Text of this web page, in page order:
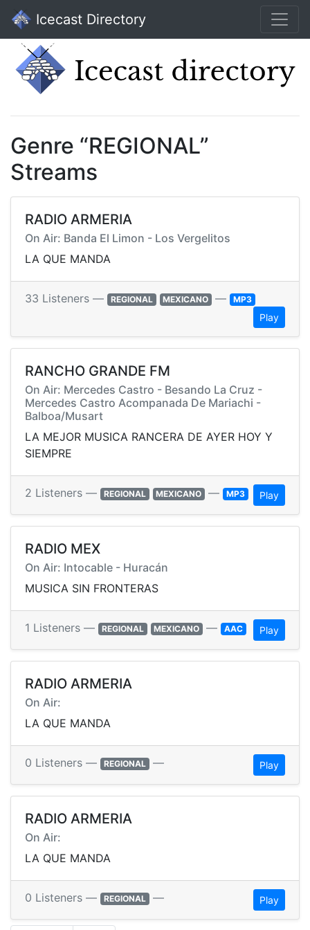
Icecast Directory
Genre “REGIONAL”
Streams
RADIO ARMERIA
On Air: Banda El Limon - Los Vergelitos
LA QUE MANDA
33 Listeners — REGIONAL MEXICANO — MP3
Play
RANCHO GRANDE FM
On Air: Mercedes Castro - Besando La Cruz -
Mercedes Castro Acompanada De Mariachi -
Balboa/Musart
LA MEJOR MUSICA RANCERA DE AYER HOY Y
SIEMPRE
2 Listeners — REGIONAL MEXICANO — MP3 Play
RADIO MEX
On Air: Intocable - Huracán
MUSICA SIN FRONTERAS
1 Listeners — REGIONAL MEXICANO — AAC Play
RADIO ARMERIA
On Air:
LA QUE MANDA
0 Listeners — REGIONAL — Play
RADIO ARMERIA
On Air:
LA QUE MANDA
0 Listeners — REGIONAL — Play